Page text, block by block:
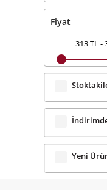
Fiyat
313 TL-
Yeni